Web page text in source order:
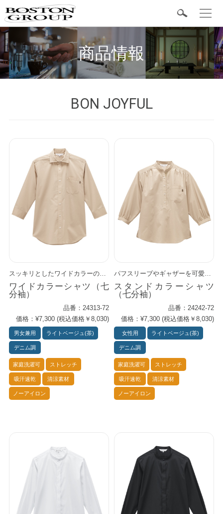
商品情報
BOSTON 定番商品
ベスト
ボトム
ワンピース
エプロン
和風シャツ
Bonjoyful新商品
BON JOYFUL
スッキリとしたワイドカラーの男女兼用デニム調七分袖シャツです。 カジュアルにスタイリッシュに コーデが広がるシンプルさが魅力。 襟元の配色や白ボタン、ピスネームなどにポイントあり。 軽量で色落ちしにくく、 アイロンなしでもシワのでない素材で、 スマートな印象を楽々キープできます。 同素材アイテムも充実。 テーパードパンツ、前掛け、胸当てエプロンで カジュアルになりすぎないキレイめのコーデが可能です。
ワイドカラーシャツ（七
分袖）
品番：24313-72
価格：¥7,300 (税込価格￥8,030)
男女兼用 ライトベージュ(茶)
デニム調
家庭洗濯可 ストレッチ
吸汗速乾 清涼素材
ノーアイロン
スタンドカラーシャツ
（七分袖）
品番：24242-72
価格：¥7,300 (税込価格￥8,030)
女性用 ライトベージュ(茶)
デニム調
家庭洗濯可 ストレッチ
吸汗速乾 清涼素材
ノーアイロン
t
g
e
n
a
v
i